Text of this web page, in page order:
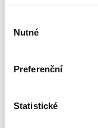
souhlasu
Nutné
Preferenční
Statistické